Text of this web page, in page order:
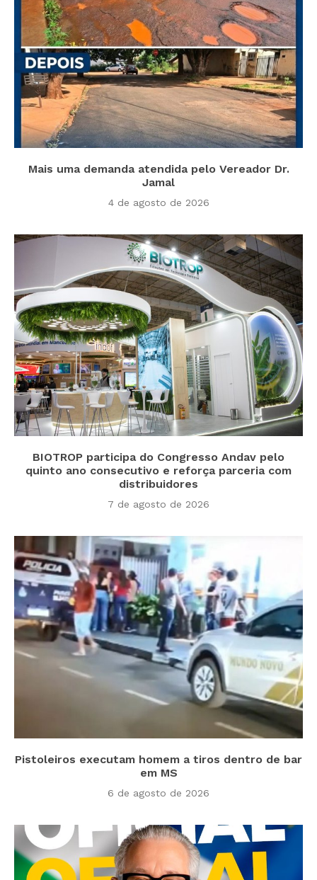
Mais uma demanda atendida pelo Vereador Dr.
Jamal
4 de agosto de 2026
BIOTROP participa do Congresso Andav pelo
quinto ano consecutivo e reforça parceria com
distribuidores
7 de agosto de 2026
Pistoleiros executam homem a tiros dentro de bar
em MS
6 de agosto de 2026